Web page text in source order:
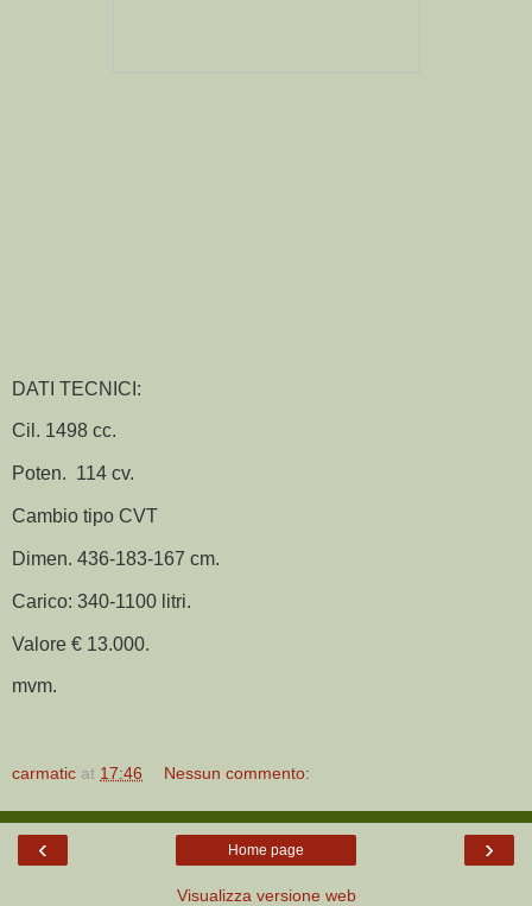
DATI TECNICI:
Cil. 1498 cc.
Poten. 114 cv.
Cambio tipo CVT
Dimen. 436-183-167 cm.
Carico: 340-1100 litri.
Valore € 13.000.
mvm.
carmatic at 17:46 Nessun commento:
‹ ›
Home page
Visualizza versione web